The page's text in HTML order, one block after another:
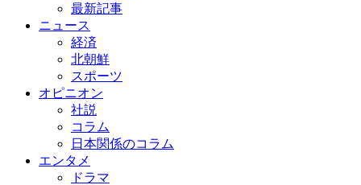
最新記事
ニュース
経済
北朝鮮
スポーツ
オピニオン
社説
コラム
日本関係のコラム
エンタメ
ドラマ